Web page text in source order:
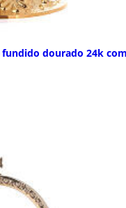
dourado 24k